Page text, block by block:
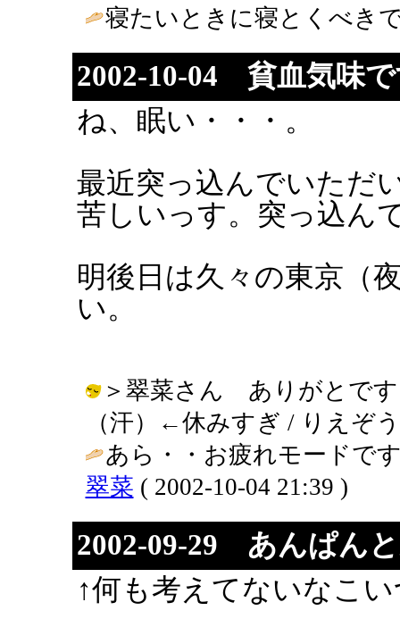
寝たいときに寝とくべき
2002-10-04 貧血気味
ね、眠い・・・。
最近突っ込んでいただ
苦しいっす。突っ込ん
明後日は久々の東京（
い。
＞翠菜さん ありがとで
（汗）←休みすぎ / りえぞ
あら・・お疲れモードで
翠菜 ( 2002-10-04 21:39 )
2002-09-29 あんぱん
↑何も考えてないなこ